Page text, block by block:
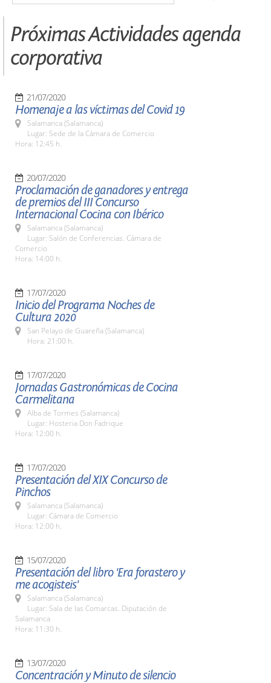
Próximas Actividades agenda
corporativa
21/07/2020
Homenaje a las víctimas del Covid 19
Salamanca (Salamanca)
Lugar: Sede de la Cámara de Comercio
Hora: 12:45 h.
20/07/2020
Proclamación de ganadores y entrega
de premios del III Concurso
Internacional Cocina con Ibérico
Salamanca (Salamanca)
Lugar: Salón de Conferencias. Cámara de
Comercio
Hora: 14:00 h.
17/07/2020
Inicio del Programa Noches de
Cultura 2020
San Pelayo de Guareña (Salamanca)
Hora: 21:00 h.
17/07/2020
Jornadas Gastronómicas de Cocina
Carmelitana
Alba de Tormes (Salamanca)
Lugar: Hosteria Don Fadrique
Hora: 12:00 h.
17/07/2020
Presentación del XIX Concurso de
Pinchos
Salamanca (Salamanca)
Lugar: Cámara de Comercio
Hora: 12:00 h.
15/07/2020
Presentación del libro 'Era forastero y
me acogisteis'
Salamanca (Salamanca)
Lugar: Sala de las Comarcas. Diputación de
Salamanca
Hora: 11:30 h.
13/07/2020
Concentración y Minuto de silencio